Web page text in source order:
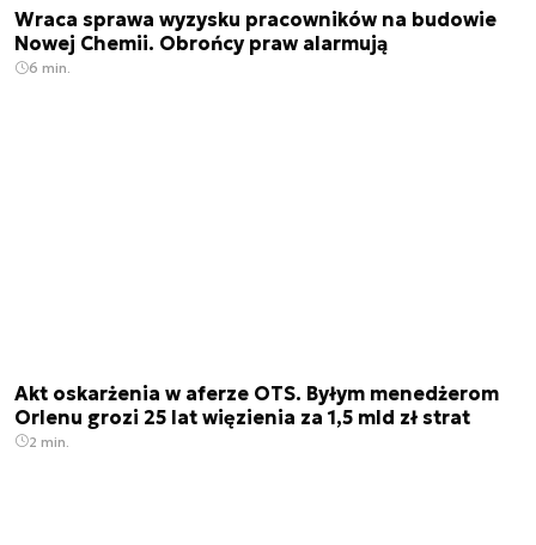
Wraca sprawa wyzysku pracowników na budowie
Nowej Chemii. Obrońcy praw alarmują
6 min.
Akt oskarżenia w aferze OTS. Byłym menedżerom
Orlenu grozi 25 lat więzienia za 1,5 mld zł strat
2 min.